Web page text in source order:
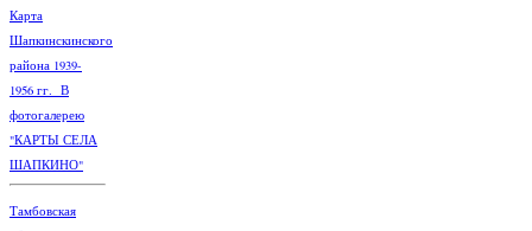
Карта
Шапкинскинского
района 1939-
1956 гг. В
фотогалерею
"КАРТЫ СЕЛА
ШАПКИНО"
Тамбовская